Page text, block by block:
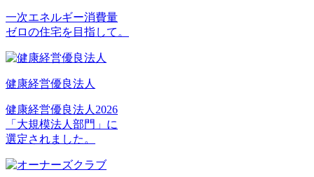
一次エネルギー消費量
ゼロの住宅を目指して。
健康経営優良法人
健康経営優良法人2026
「大規模法人部門」に
選定されました。